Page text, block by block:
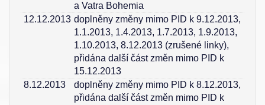
a Vatra Bohemia
12.12.2013 doplněny změny mimo PID k 9.12.2013,
1.1.2013, 1.4.2013, 1.7.2013, 1.9.2013,
1.10.2013, 8.12.2013 (zrušené linky),
přidána další část změn mimo PID k
15.12.2013
8.12.2013
doplněny změny mimo PID k 8.12.2013,
přidána další část změn mimo PID k